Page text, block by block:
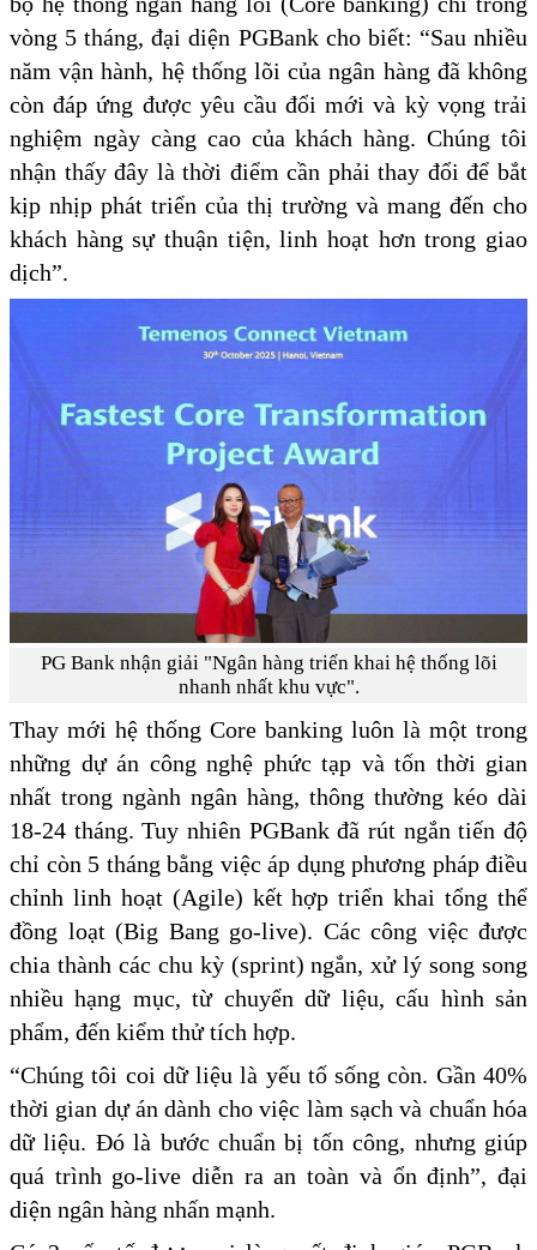
vòng 5 tháng, đại diện PGBank cho biết: “Sau nhiều
năm vận hành, hệ thống lõi của ngân hàng đã không
còn đáp ứng được yêu cầu đổi mới và kỳ vọng trải
nghiệm ngày càng cao của khách hàng. Chúng tôi
nhận thấy đây là thời điểm cần phải thay đổi để bắt
kịp nhịp phát triển của thị trường và mang đến cho
khách hàng sự thuận tiện, linh hoạt hơn trong giao
dịch”.
PG Bank nhận giải "Ngân hàng triển khai hệ thống lõi
nhanh nhất khu vực".
Thay mới hệ thống Core banking luôn là một trong
những dự án công nghệ phức tạp và tốn thời gian
nhất trong ngành ngân hàng, thông thường kéo dài
18-24 tháng. Tuy nhiên PGBank đã rút ngắn tiến độ
chỉ còn 5 tháng bằng việc áp dụng phương pháp điều
chỉnh linh hoạt (Agile) kết hợp triển khai tổng thể
đồng loạt (Big Bang go-live). Các công việc được
chia thành các chu kỳ (sprint) ngắn, xử lý song song
nhiều hạng mục, từ chuyển dữ liệu, cấu hình sản
phẩm, đến kiểm thử tích hợp.
“Chúng tôi coi dữ liệu là yếu tố sống còn. Gần 40%
thời gian dự án dành cho việc làm sạch và chuẩn hóa
dữ liệu. Đó là bước chuẩn bị tốn công, nhưng giúp
quá trình go-live diễn ra an toàn và ổn định”, đại
diện ngân hàng nhấn mạnh.